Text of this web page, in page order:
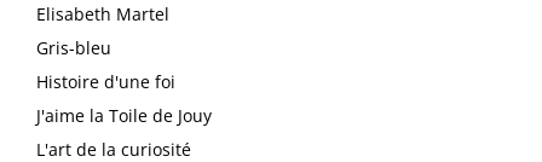
Elisabeth Martel
Gris-bleu
Histoire d'une foi
J'aime la Toile de Jouy
L'art de la curiosité